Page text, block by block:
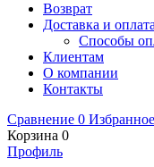
Возврат
Доставка и оплата
Способы
Клиентам
О компании
Контакты
Сравнение 0 Избранное
Корзина 0
Профиль